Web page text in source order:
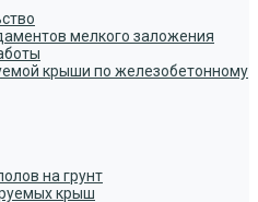
мелкого заложения
крыши по железобетонному
на грунт
крыш